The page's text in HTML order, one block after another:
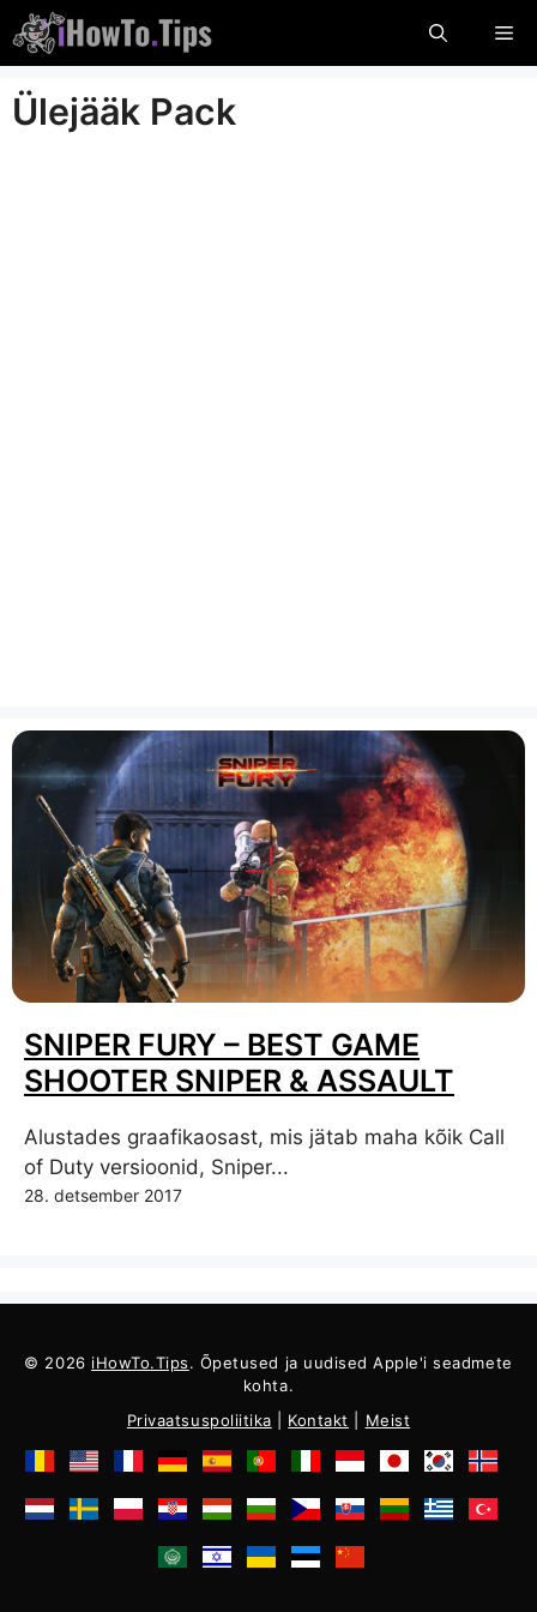
Ööbige
sisu
Ülejääk Pack
SNIPER FURY – BEST GAME
SHOOTER SNIPER & ASSAULT
Alustades graafikaosast, mis jätab maha kõik Call
of Duty versioonid, Sniper...
28. detsember 2017
© 2026 iHowTo.Tips. Õpetused ja uudised Apple'i seadmete
kohta.
Privaatsuspoliitika
Kontakt Meist